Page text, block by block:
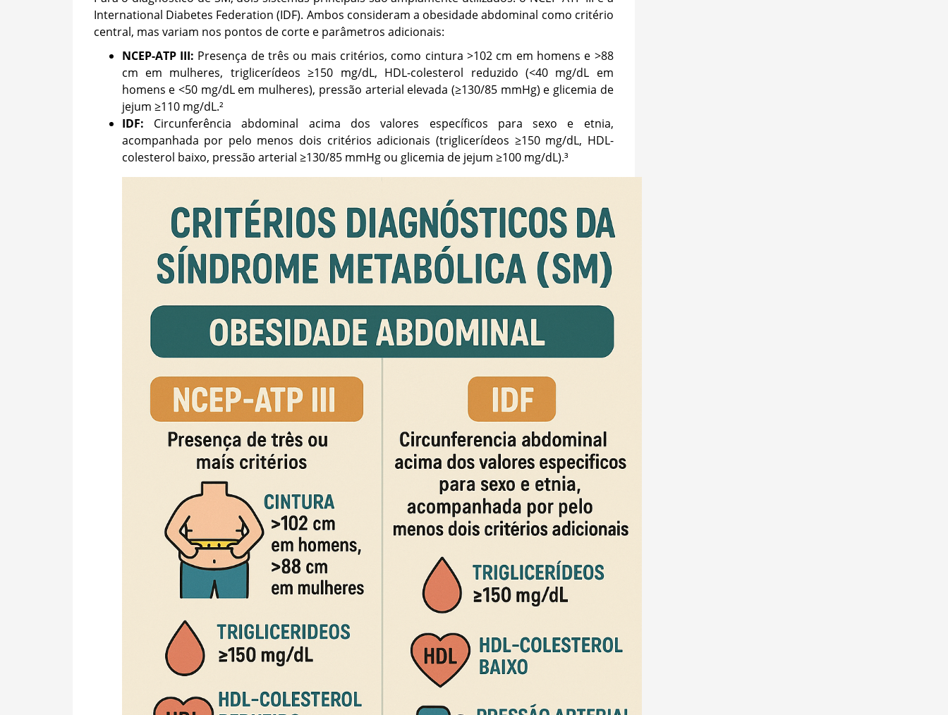
International Diabetes Federation (IDF). Ambos consideram a obesidade abdominal como critério
central, mas variam nos pontos de corte e parâmetros adicionais:
NCEP-ATP III: Presença de três ou mais critérios, como cintura >102 cm em homens e >88
cm em mulheres, triglicerídeos ≥150 mg/dL, HDL-colesterol reduzido (<40 mg/dL em
homens e <50 mg/dL em mulheres), pressão arterial elevada (≥130/85 mmHg) e glicemia de
jejum ≥110 mg/dL.²
IDF: Circunferência abdominal acima dos valores específicos para sexo e etnia,
acompanhada por pelo menos dois critérios adicionais (triglicerídeos ≥150 mg/dL, HDL-
colesterol baixo, pressão arterial ≥130/85 mmHg ou glicemia de jejum ≥100 mg/dL).³